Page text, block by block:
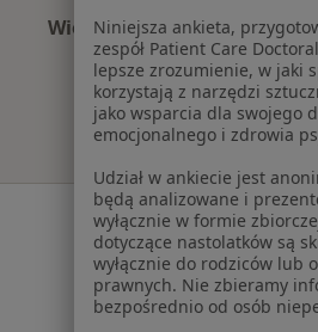
Więcej (9)
Więcej w kategorii:
Serwis
Regulamin
Polityka prywatności
Polityka prywatności
Niniejsza ankieta,
zespół Patient Care
lepsze zrozumienie, w jaki
korzystają z narzędzi
jako wsparcia dla swojego
emocjonalnego i zdrowia
Udział w ankiecie jest
będą analizowane i
wyłącznie w formie
dotyczące nastolatków są
wyłącznie do rodziców lub
prawnych. Nie zbieramy
bezpośrednio od osób